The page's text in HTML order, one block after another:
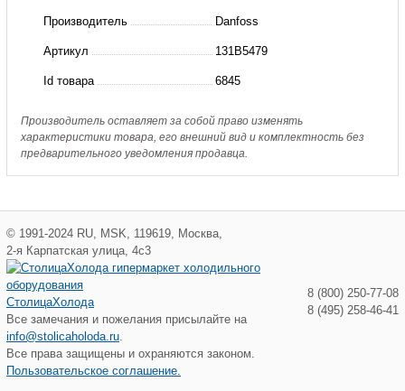
102,
30кВт,
61А,
IP55
Производитель Danfoss
Артикул 131B5479
Id товара 6845
Производитель оставляет за собой право изменять
характеристики товара, его внешний вид и комплектность без
предварительного уведомления продавца.
© 1991-2024 RU MSK 119619 Москва
2-я Карпатская улица, 4с3
СтолицаХолода
Все замечания и пожелания присылайте на
info@stolicaholoda.ru
Все права защищены и охраняются законом.
Пользовательское соглашение.
8 (800) 250-77-08
8 (495) 258-46-41